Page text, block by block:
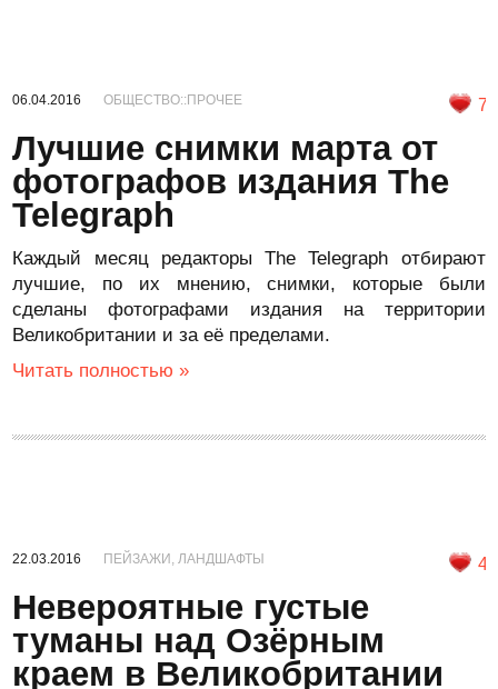
06.04.2016 ОБЩЕСТВО::ПРОЧЕЕ 7
Лучшие снимки марта от
фотографов издания The
Telegraph
Каждый месяц редакторы The Telegraph отбирают
лучшие, по их мнению, снимки, которые были
сделаны фотографами издания на территории
Великобритании и за её пределами.
Читать полностью »
22.03.2016 ПЕЙЗАЖИ, ЛАНДШАФТЫ 4
Невероятные густые
туманы над Озёрным
краем в Великобритании